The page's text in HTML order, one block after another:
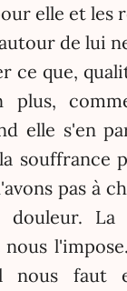
elle et les
de lui
ce que,
plus,
elle s'en
souffrance
pas à
douleur. La
nous faut